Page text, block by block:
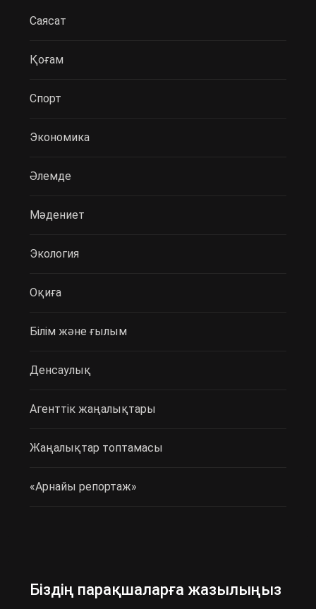
Саясат
Қоғам
Спорт
Экономика
Әлемде
Мәдениет
Экология
Оқиға
Білім және ғылым
Денсаулық
Агенттік жаңалықтары
Жаңалықтар топтамасы
«Арнайы репортаж»
Біздің парақшаларға жазылыңыз